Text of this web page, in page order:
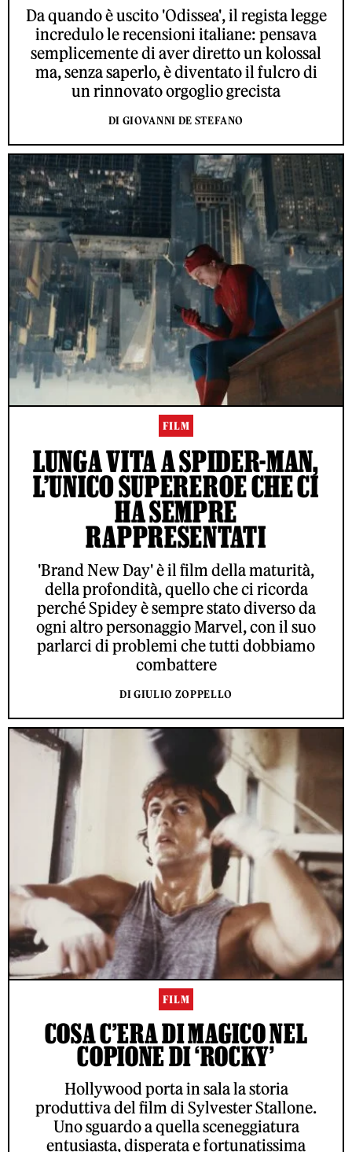
Da quando è uscito 'Odissea', il regista legge
incredulo le recensioni italiane: pensava
semplicemente di aver diretto un kolossal
ma, senza saperlo, è diventato il fulcro di
un rinnovato orgoglio grecista
DI GIOVANNI DE STEFANO
FILM
LUNGA VITA A SPIDER-MAN,
L’UNICO SUPEREROE CHE CI
HA SEMPRE
RAPPRESENTATI
'Brand New Day' è il film della maturità,
della profondità, quello che ci ricorda
perché Spidey è sempre stato diverso da
ogni altro personaggio Marvel, con il suo
parlarci di problemi che tutti dobbiamo
combattere
DI GIULIO ZOPPELLO
FILM
COSA C’ERA DI MAGICO NEL
COPIONE DI ‘ROCKY’
Hollywood porta in sala la storia
produttiva del film di Sylvester Stallone.
Uno sguardo a quella sceneggiatura
entusiasta, disperata e fortunatissima